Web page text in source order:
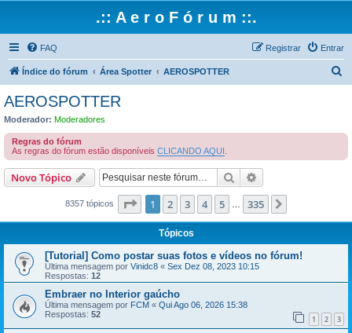
.:: A e r o F ó r u m ::.
FAQ Entrar
Registrar
Índice do fórum Área Spotter AEROSPOTTER
r
AEROSPOTTER
Moderador: Moderadores
Regras do fórum
As regras do fórum estão disponíveis CLICANDO AQUI
Novo Tópico Pesquisar
8357 tópicos Página de 335
1 2 3 4 5 335
Tópicos
[Tutorial] Como postar suas fotos e vídeos no fórum!
Última mensagem por Vinidc8 « Sex Dez 08, 2023 10:15
Respostas: 12
Embraer no Interior gaúcho
Última mensagem por FCM « Qui Ago 06, 2026 15:38
Respostas: 52 1 2 3